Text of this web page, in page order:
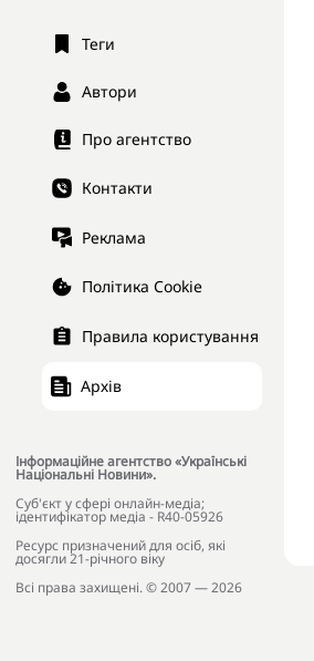
Теги
Автори
Про агентство
Контакти
Реклама
Політика Cookie
Правила користування
Архів
Інформаційне агентство «Українські
Національні Новини».
Cуб'єкт у сфері онлайн-медіа;
ідентифікатор медіа - R40-05926
Ресурс призначений для осіб, які
досягли 21-річного віку
Всі права захищені. © 2007 — 2026